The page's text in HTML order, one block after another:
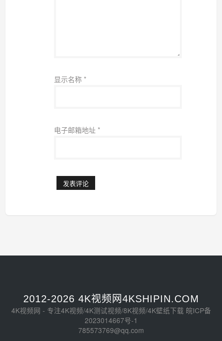
显示名称 *
电子邮箱地址 *
2012-2026 4K视频网4KSHIPIN.COM
4K视频网 - 专注4K视频/4K测试视频/8K视频/4K壁纸下载 皖ICP备
2023014667号-1
785573769@qq.com